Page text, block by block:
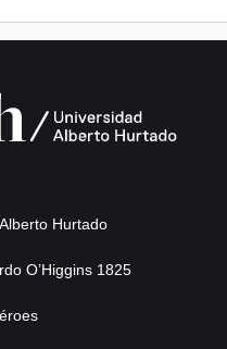
Hurtado
O’Higgins 1825